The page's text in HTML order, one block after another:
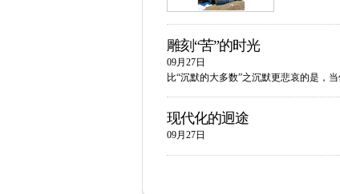
雕刻“苦”的时光
09月27日
比“沉默的大多数”之沉默更悲哀的是，
现代化的迥途
09月27日